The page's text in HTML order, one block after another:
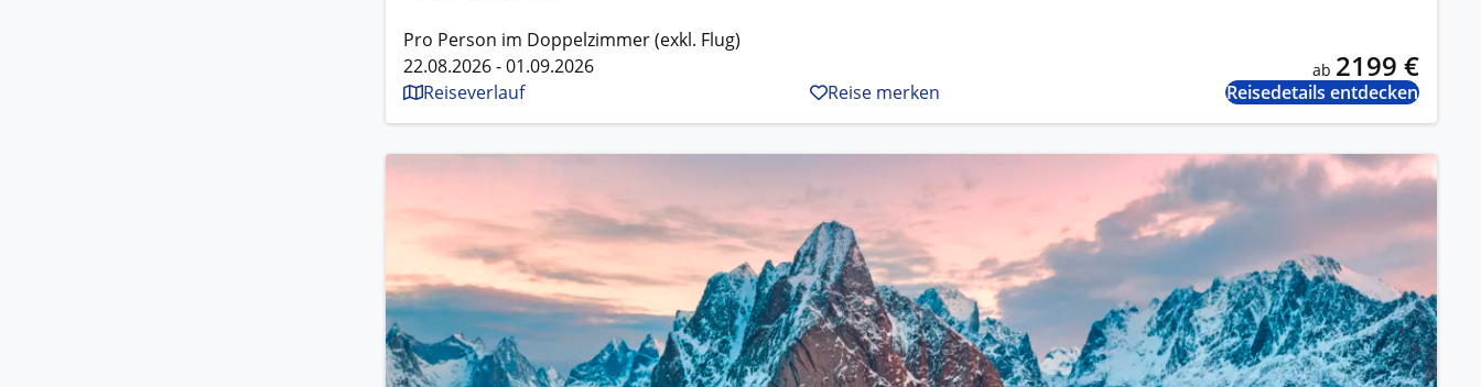
Pro Person im Doppelzimmer (exkl. Flug)
22.08.2026 - 01.09.2026
ab 2199 €
Reiseverlauf Reise merken Reisedetails entdecken